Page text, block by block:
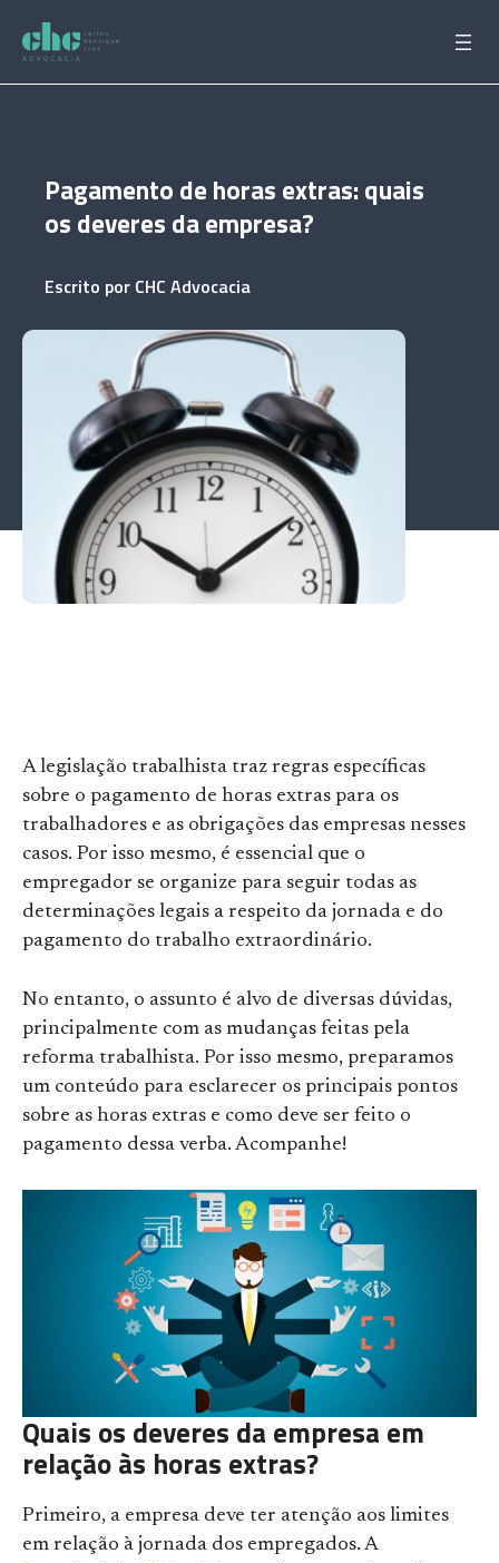
para
conteúdo
Pagamento de horas extras: quais
os deveres da empresa?
Escrito por CHC Advocacia
A legislação trabalhista traz regras específicas
sobre o pagamento de horas extras para os
trabalhadores e as obrigações das empresas nesses
casos. Por isso mesmo, é essencial que o
empregador se organize para seguir todas as
determinações legais a respeito da jornada e do
pagamento do trabalho extraordinário.
No entanto, o assunto é alvo de diversas dúvidas,
principalmente com as mudanças feitas pela
reforma trabalhista. Por isso mesmo, preparamos
um conteúdo para esclarecer os principais pontos
sobre as horas extras e como deve ser feito o
pagamento dessa verba. Acompanhe!
Quais os deveres da empresa em
relação às horas extras?
Primeiro, a empresa deve ter atenção aos limites
em relação à jornada dos empregados. A